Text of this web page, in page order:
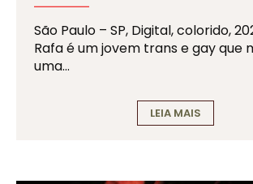
São Paulo – SP, Digital, colorido,
Rafa é um jovem trans e gay que
uma…
LEIA MAIS